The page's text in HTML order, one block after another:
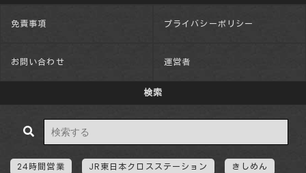
免責事項 プライバシーポリシー
お問い合わせ 運営者
検索
24時間営業 JR東日本クロスステーション きしめん